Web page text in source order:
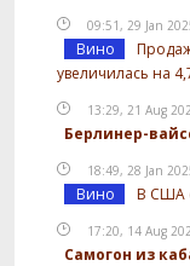
09:51, 29 Jan
Вино
увеличилась на
13:29, 21 Aug
Берлинер-
18:49, 28 Jan
Вино В США
17:20, 14 Aug
Самогон из